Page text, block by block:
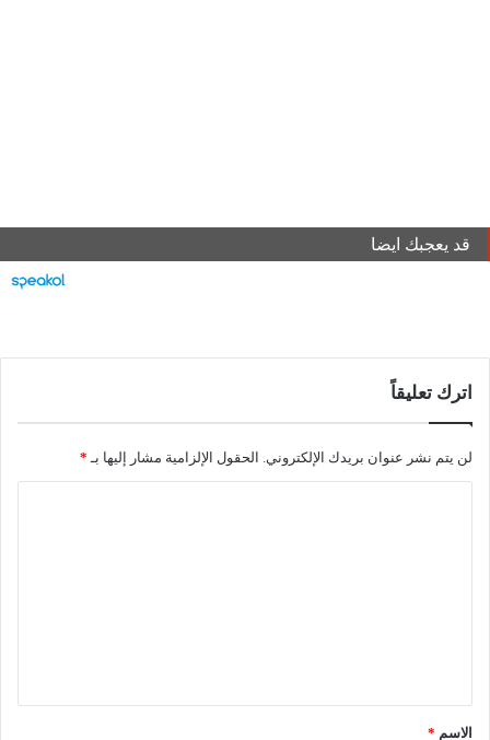
قد يعجبك ايضا
اترك تعليقاً
لن يتم نشر عنوان بريدك الإلكتروني. الحقول الإلزامية مشار إليها بـ *
*الاسم *